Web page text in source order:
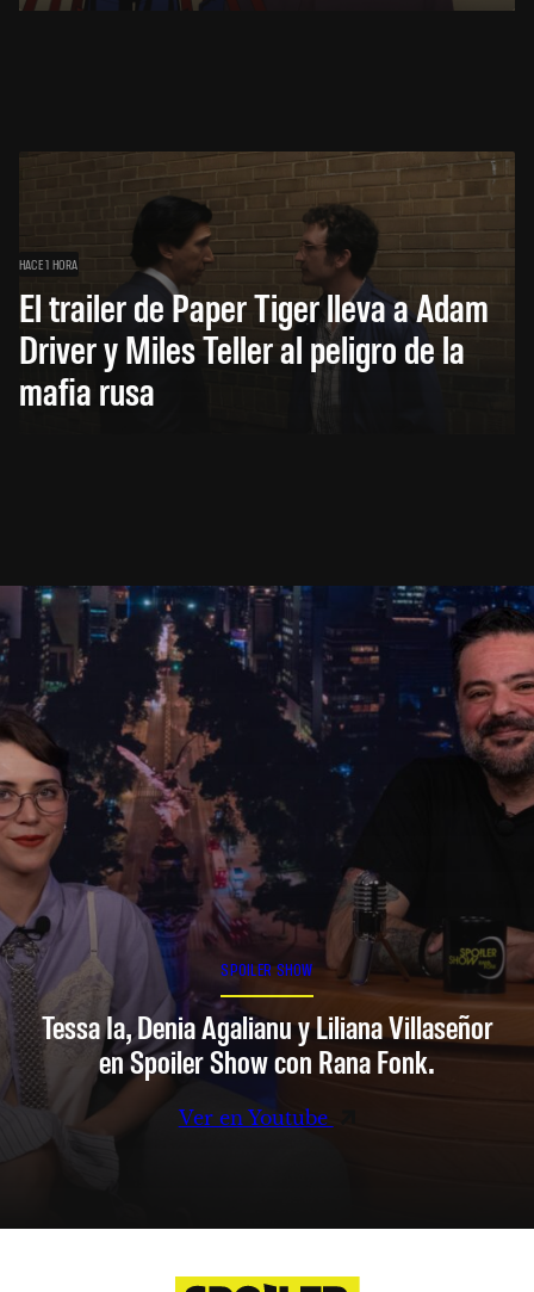
HACE 1 HORA
El trailer de Paper Tiger lleva a Adam
Driver y Miles Teller al peligro de la
mafia rusa
SPOILER SHOW
Tessa Ia, Denia Agalianu y Liliana Villaseñor
en Spoiler Show con Rana Fonk.
Ver en Youtube